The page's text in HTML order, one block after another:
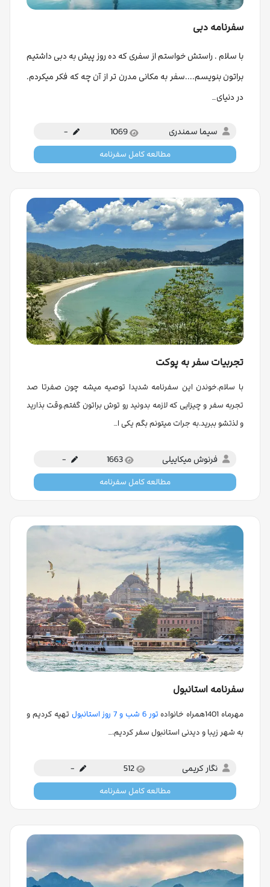
سفرنامه دبی
با سلام . راستش خواستم از سفری که ده روز پیش به دبی داشتیم
براتون بنویسم....سفر به مکانی مدرن تر از آن چه که فکر میکردم.
در دنیای…
سیما سمندری 1069
-
مطالعه کامل سفرنامه
تجربیات سفر به پوکت
با سلام.خوندن این سفرنامه شدیدا توصیه میشه چون صفرتا صد
تجربه سفر و چیزایی که لازمه بدونید رو توش براتون گفتم.وقت بذارید
و لذتشو ببرید.به جرات میتونم بگم یکی ا…
فرنوش میکاییلی 1663
-
مطالعه کامل سفرنامه
سفرنامه استانبول
مهرماه 1401همراه خانواده تور 6 شب و 7 روز استانبول
تهیه کردیم و
به شهر زیبا و دیدنی استانبول سفر کردیم.…
نگار کریمی 512
-
مطالعه کامل سفرنامه